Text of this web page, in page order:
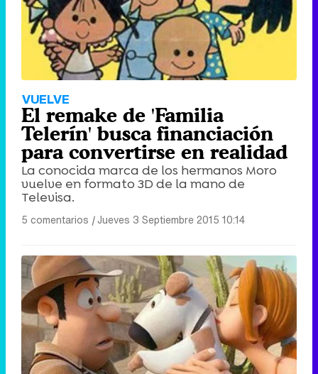
VUELVE
El remake de 'Familia
Telerín' busca financiación
para convertirse en realidad
La conocida marca de los hermanos Moro
vuelve en formato 3D de la mano de
Televisa.
5 comentarios |Jueves 3 Septiembre 2015 10:14